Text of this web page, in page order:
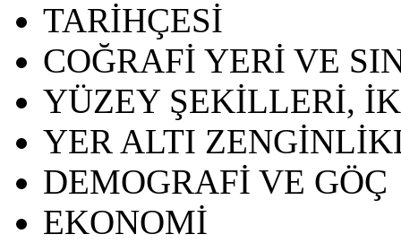
TARİHÇESİ
COĞRAFİ YERİ VE
YÜZEY ŞEKİLLERİ,
YER ALTI
DEMOGRAFİ VE GÖÇ
EKONOMİ